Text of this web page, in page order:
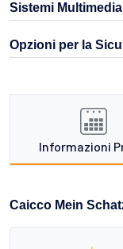
Sistemi
Opzioni per la
Informazioni
Caicco Mein